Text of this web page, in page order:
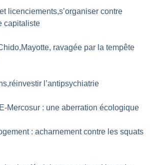
licenciements,s’organiser contre
capitaliste
ravagée par la tempête
l’antipsychiatrie
Mercosur : une aberration écologique
: acharnement contre les squats